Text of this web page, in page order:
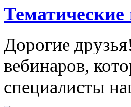
Дорогие
вебинаров,
специалисты